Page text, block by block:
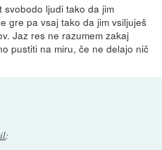
ljudi tako da jim
gre pa vsaj tako da jim vsiljuješ
Jaz res ne razumem zakaj
pustiti na miru, če ne delajo nič
: